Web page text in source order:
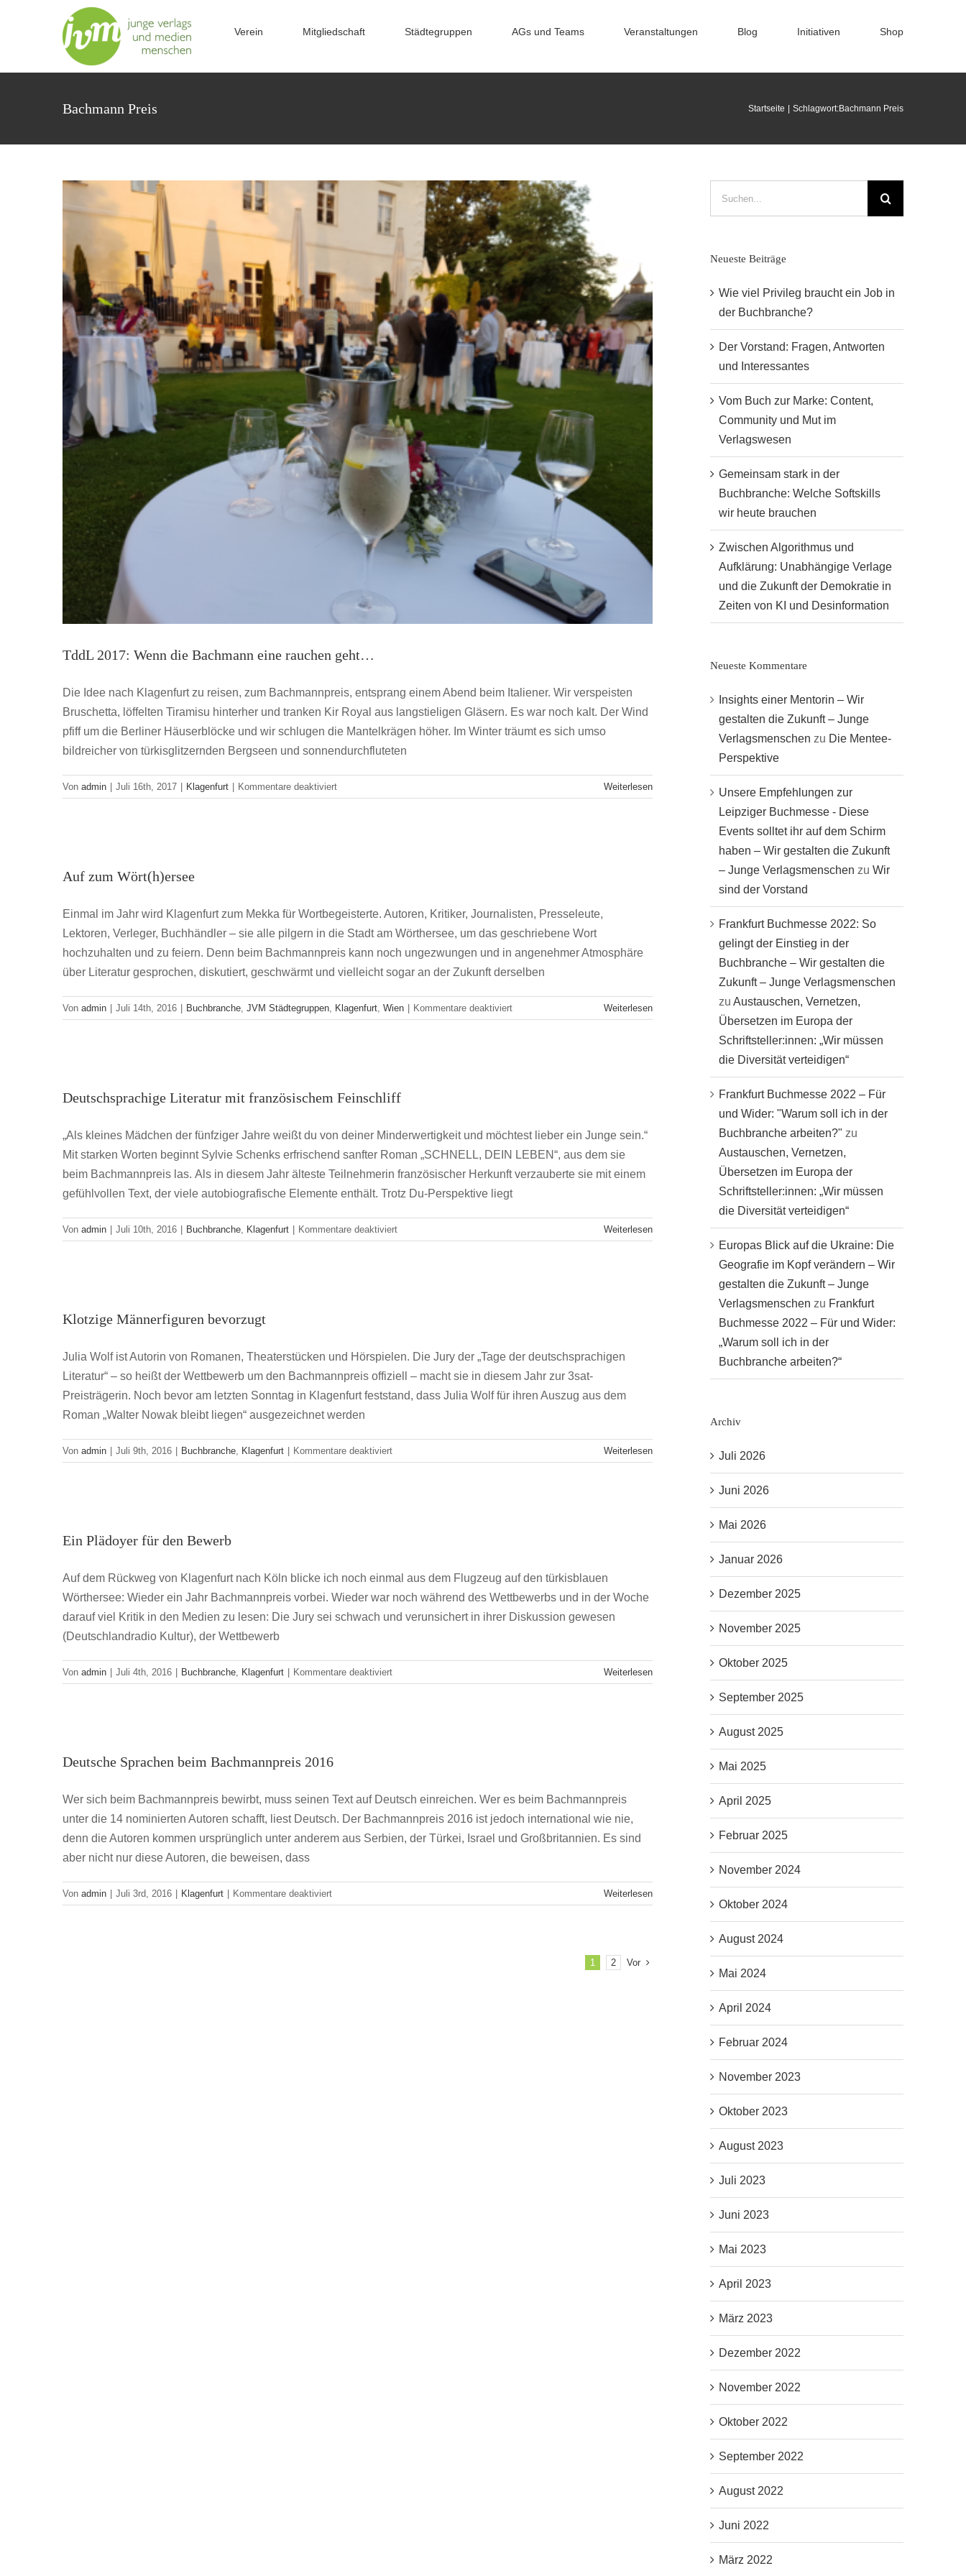
Verein Mitgliedschaft Städtegruppen AGs und Teams Veranstaltungen Blog Initiativen Shop
Bachmann Preis Startseite Schlagwort:Bachmann Preis
TddL 2017: Wenn die Bachmann eine rauchen geht…
Die Idee nach Klagenfurt zu reisen, zum Bachmannpreis, entsprang einem Abend beim Italiener. Wir verspeisten
Bruschetta, löffelten Tiramisu hinterher und tranken Kir Royal aus langstieligen Gläsern. Es war noch kalt. Der Wind
pfiff um die Berliner Häuserblöcke und wir schlugen die Mantelkrägen höher. Im Winter träumt es sich umso
bildreicher von türkisglitzernden Bergseen und sonnendurchfluteten
Von admin | Juli 16th, 2017 | Klagenfurt | Kommentare deaktiviertfür
TddL
Weiterlesen
Auf zum Wört(h)ersee
Einmal im Jahr wird Klagenfurt zum Mekka für Wortbegeisterte. Autoren, Kritiker, Journalisten, Presseleute,
Lektoren, Verleger, Buchhändler – sie alle pilgern in die Stadt am Wörthersee, um das geschriebene Wort
hochzuhalten und zu feiern. Denn beim Bachmannpreis kann noch ungezwungen und in angenehmer Atmosphäre
über Literatur gesprochen, diskutiert, geschwärmt und vielleicht sogar an der Zukunft derselben
Von admin | Juli 14th, 2016 | Buchbranche JVM Städtegruppen Klagenfurt Wien | Kommentare deaktiviertfür
Auf
Weiterlesen
Buchbranche Klagenfurt
Deutschsprachige Literatur mit französischem Feinschliff
„Als kleines Mädchen der fünfziger Jahre weißt du von deiner Minderwertigkeit und möchtest lieber ein Junge sein.“
Mit starken Worten beginnt Sylvie Schenks erfrischend sanfter Roman „SCHNELL, DEIN LEBEN“, aus dem sie
beim Bachmannpreis las. Als in diesem Jahr älteste Teilnehmerin französischer Herkunft verzauberte sie mit einem
gefühlvollen Text, der viele autobiografische Elemente enthält. Trotz Du-Perspektive liegt
Von admin | Juli 10th, 2016 | Buchbranche Klagenfurt | Kommentare deaktiviertfür
Deutschsprachige
Weiterlesen
Klotzige Männerfiguren bevorzugt
Julia Wolf ist Autorin von Romanen, Theaterstücken und Hörspielen. Die Jury der „Tage der deutschsprachigen
Literatur“ – so heißt der Wettbewerb um den Bachmannpreis offiziell – macht sie in diesem Jahr zur 3sat-
Preisträgerin. Noch bevor am letzten Sonntag in Klagenfurt feststand, dass Julia Wolf für ihren Auszug aus dem
Roman „Walter Nowak bleibt liegen“ ausgezeichnet werden
Von admin | Juli 9th, 2016 | Buchbranche Klagenfurt | Kommentare deaktiviertfür
Klotzige
Weiterlesen
Ein Plädoyer für den Bewerb
Auf dem Rückweg von Klagenfurt nach Köln blicke ich noch einmal aus dem Flugzeug auf den türkisblauen
Wörthersee: Wieder ein Jahr Bachmannpreis vorbei. Wieder war noch während des Wettbewerbs und in der Woche
darauf viel Kritik in den Medien zu lesen: Die Jury sei schwach und verunsichert in ihrer Diskussion gewesen
(Deutschlandradio Kultur), der Wettbewerb
Von admin | Juli 4th, 2016 | Buchbranche Klagenfurt | Kommentare deaktiviertfür
Ein
Weiterlesen
Deutsche Sprachen beim Bachmannpreis 2016
Wer sich beim Bachmannpreis bewirbt, muss seinen Text auf Deutsch einreichen. Wer es beim Bachmannpreis
unter die 14 nominierten Autoren schafft, liest Deutsch. Der Bachmannpreis 2016 ist jedoch international wie nie,
denn die Autoren kommen ursprünglich unter anderem aus Serbien, der Türkei, Israel und Großbritannien. Es sind
aber nicht nur diese Autoren, die beweisen, dass
Von admin | Juli 3rd, 2016 | Klagenfurt | Kommentare deaktiviertfür
Deutsche
Weiterlesen
1 2 Vor
Neueste Beiträge
Wie viel Privileg braucht ein Job in
der Buchbranche?
Der Vorstand: Fragen, Antworten
und Interessantes
Vom Buch zur Marke: Content,
Community und Mut im
Verlagswesen
Gemeinsam stark in der
Buchbranche: Welche Softskills
wir heute brauchen
Zwischen Algorithmus und
Aufklärung: Unabhängige Verlage
und die Zukunft der Demokratie in
Zeiten von KI und Desinformation
Neueste Kommentare
Insights einer Mentorin – Wir
gestalten die Zukunft – Junge
Verlagsmenschen zu Die Mentee-
Perspektive
Unsere Empfehlungen zur
Leipziger Buchmesse - Diese
Events solltet ihr auf dem Schirm
haben – Wir gestalten die Zukunft
– Junge Verlagsmenschen zu Wir
sind der Vorstand
Frankfurt Buchmesse 2022: So
gelingt der Einstieg in der
Buchbranche – Wir gestalten die
Zukunft – Junge Verlagsmenschen
zu Austauschen, Vernetzen,
Übersetzen im Europa der
Schriftsteller:innen: „Wir müssen
die Diversität verteidigen“
Frankfurt Buchmesse 2022 – Für
und Wider: "Warum soll ich in der
Buchbranche arbeiten?" zu
Austauschen, Vernetzen,
Übersetzen im Europa der
Schriftsteller:innen: „Wir müssen
die Diversität verteidigen“
Europas Blick auf die Ukraine: Die
Geografie im Kopf verändern – Wir
gestalten die Zukunft – Junge
Verlagsmenschen zu Frankfurt
Buchmesse 2022 – Für und Wider:
„Warum soll ich in der
Buchbranche arbeiten?“
Archiv
Juli 2026
Juni 2026
Mai 2026
Januar 2026
Dezember 2025
November 2025
Oktober 2025
September 2025
August 2025
Mai 2025
April 2025
Februar 2025
November 2024
Oktober 2024
August 2024
Mai 2024
April 2024
Februar 2024
November 2023
Oktober 2023
August 2023
Juli 2023
Juni 2023
Mai 2023
April 2023
März 2023
Dezember 2022
November 2022
Oktober 2022
September 2022
August 2022
Juni 2022
März 2022